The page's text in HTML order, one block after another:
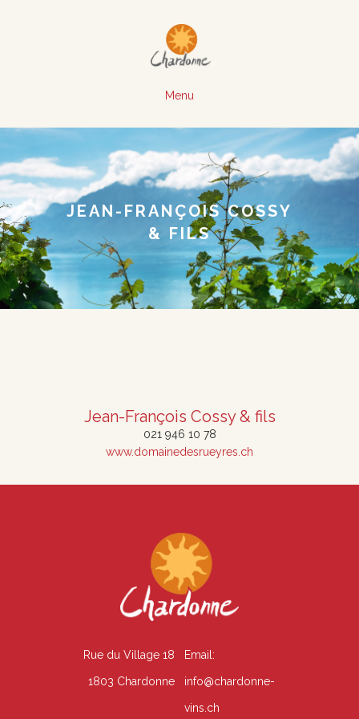
Menu
JEAN-FRANÇOIS COSSY
& FILS
Jean-François Cossy & fils
021 946 10 78
www.domainedesrueyres.ch
Email:
info@chardonne-
vins.ch
Rue du Village 18
1803 Chardonne